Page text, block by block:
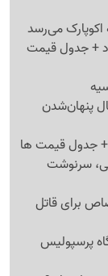
اکوپارک می‌رسد
اقتصادی امروز شنبه 17 مرداد + جدول قیمت
پنهان‌شدن
سرنوشت
کلثوم اکبری؛ 10 حکم قصاص برای قاتل
پرسپولیس